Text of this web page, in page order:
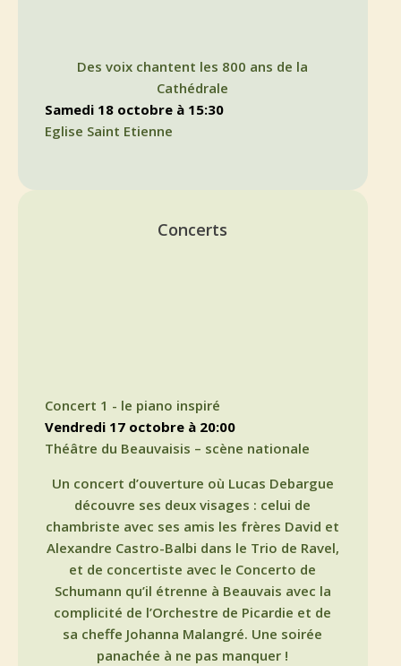
Des voix chantent les 800 ans de la
Cathédrale
samedi 18 octobre à 15:30
Eglise Saint Etienne
Concerts
Concert 1 - le piano inspiré
vendredi 17 octobre à 20:00
Théâtre du Beauvaisis – scène nationale
Un concert d’ouverture où Lucas Debargue
découvre ses deux visages : celui de
chambriste avec ses amis les frères David et
Alexandre Castro-Balbi dans le Trio de Ravel,
et de concertiste avec le Concerto de
Schumann qu’il étrenne à Beauvais avec la
complicité de l’Orchestre de Picardie et de
sa cheffe Johanna Malangré. Une soirée
panachée à ne pas manquer !